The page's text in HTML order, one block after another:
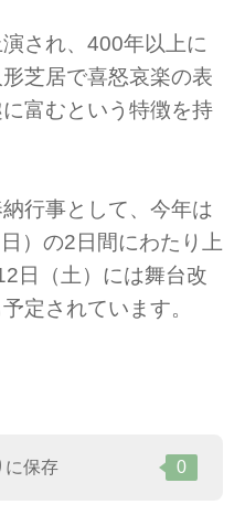
され、400年以上に
芝居で喜怒哀楽の表
富むという特徴を持
行事として、今年は
）の2日間にわたり上
日（土）には舞台改
定されています。
に保存 0